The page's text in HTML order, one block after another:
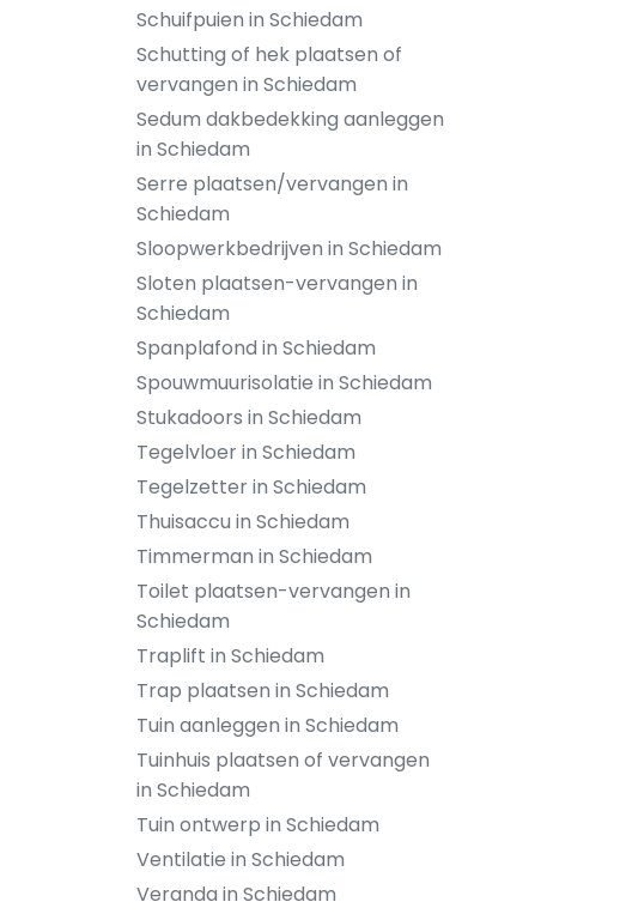
Schuifpuien in Schiedam
Schutting of hek plaatsen of
vervangen in Schiedam
Sedum dakbedekking aanleggen
in Schiedam
Serre plaatsen/vervangen in
Schiedam
Sloopwerkbedrijven in Schiedam
Sloten plaatsen-vervangen in
Schiedam
Spanplafond in Schiedam
Spouwmuurisolatie in Schiedam
Stukadoors in Schiedam
Tegelvloer in Schiedam
Tegelzetter in Schiedam
Thuisaccu in Schiedam
Timmerman in Schiedam
Toilet plaatsen-vervangen in
Schiedam
Traplift in Schiedam
Trap plaatsen in Schiedam
Tuin aanleggen in Schiedam
Tuinhuis plaatsen of vervangen
in Schiedam
Tuin ontwerp in Schiedam
Ventilatie in Schiedam
Veranda in Schiedam